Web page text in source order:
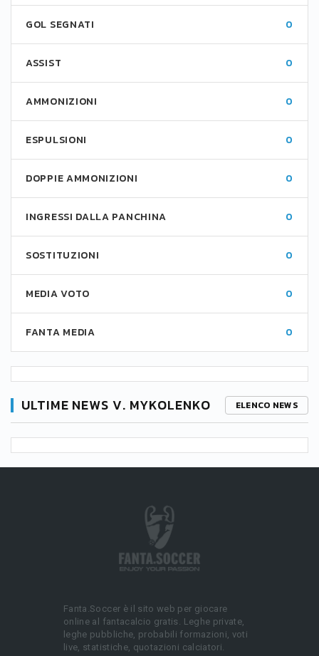
GOL SEGNATI 0
ASSIST 0
AMMONIZIONI 0
ESPULSIONI 0
DOPPIE AMMONIZIONI 0
INGRESSI DALLA PANCHINA 0
SOSTITUZIONI 0
MEDIA VOTO 0
FANTA MEDIA 0
ULTIME NEWS V. MYKOLENKO ELENCO NEWS
Fanta.Soccer è il sito web per giocare
online al fantacalcio gratis. Leghe private,
leghe pubbliche, probabili formazioni, voti
live, statistiche, quotazioni calciatori.